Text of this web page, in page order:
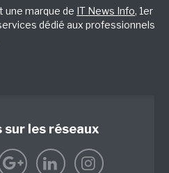
une marque de IT News Info, 1er
dédié aux professionnels
sur les réseaux